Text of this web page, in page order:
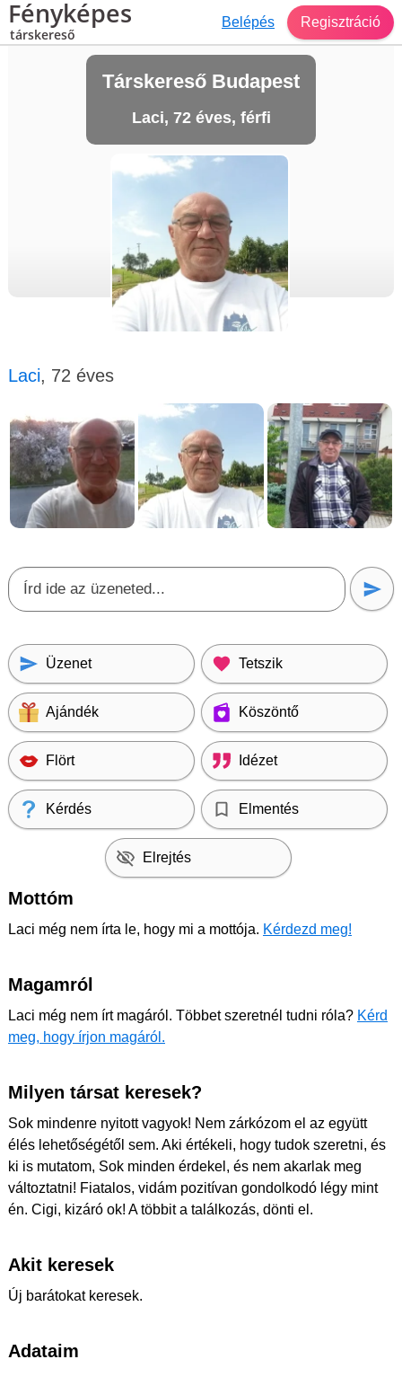
Fényképes
társkereső
Belépés Regisztráció
Társkereső Budapest
Laci, 72 éves, férfi
Laci, 72 éves
Üzenet Tetszik
Ajándék Köszöntő
Flört Idézet
Kérdés Elmentés
Elrejtés
Mottóm
Laci még nem írta le, hogy mi a mottója. Kérdezd meg!
Magamról
Laci még nem írt magáról. Többet szeretnél tudni róla? Kérd
meg, hogy írjon magáról.
Milyen társat keresek?
Sok mindenre nyitott vagyok! Nem zárkózom el az együtt
élés lehetőségétől sem. Aki értékeli, hogy tudok szeretni, és
ki is mutatom, Sok minden érdekel, és nem akarlak meg
változtatni! Fiatalos, vidám pozitívan gondolkodó légy mint
én. Cigi, kizáró ok! A többit a találkozás, dönti el.
Akit keresek
Új barátokat keresek.
Adataim